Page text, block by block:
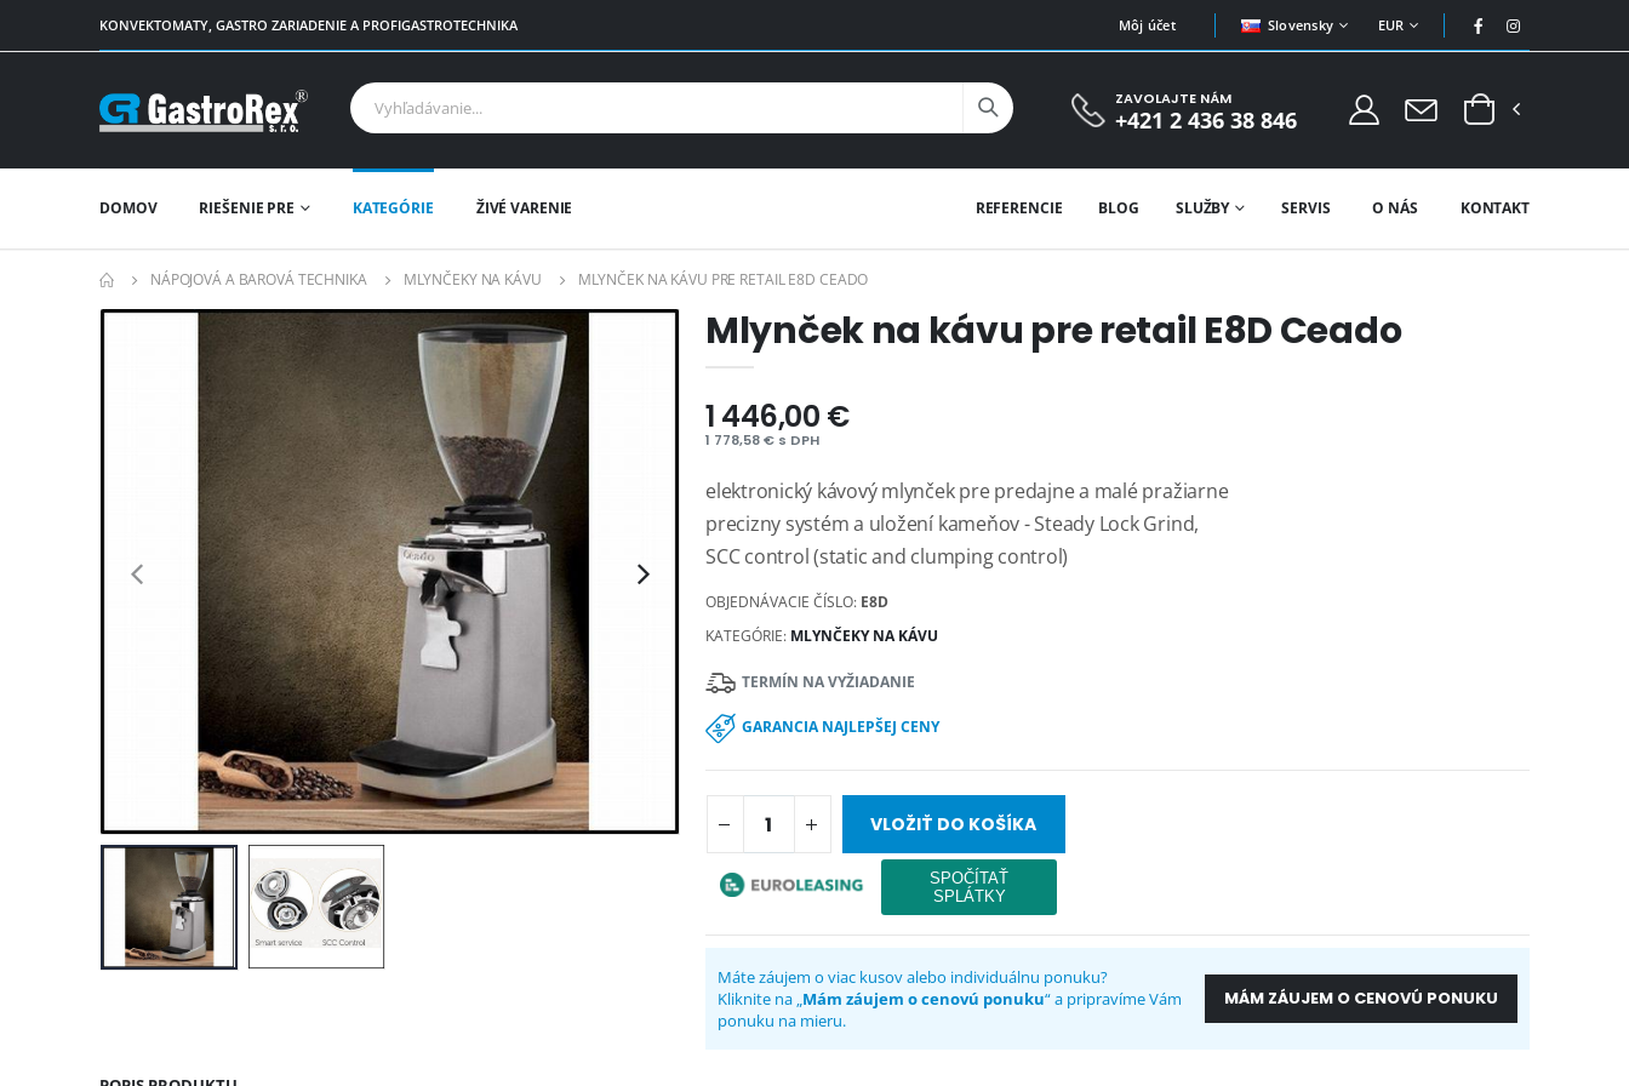
KONVEKTOMATY, GASTRO ZARIADENIE A PROFIGASTROTECHNIKA Môj účet Slovensky EUR
ZAVOLAJTE NÁM
+421 2 436 38 846
DOMOV RIEŠENIE PRE KATEGÓRIE ŽIVÉ VARENIE KONTAKT
O NÁS
SERVIS
SLUŽBY
BLOG
REFERENCIE
NÁPOJOVÁ A BAROVÁ TECHNIKA MLYNČEKY NA KÁVU MLYNČEK NA KÁVU PRE RETAIL E8D CEADO
Mlynček na kávu pre retail E8D Ceado
1 446,00 €
1 778,58 € s DPH
elektronický kávový mlynček pre predajne a malé pražiarne
precizny systém a uložení kameňov - Steady Lock Grind,
SCC control (static and clumping control)
OBJEDNÁVACIE ČÍSLO: E8D
KATEGÓRIE: MLYNČEKY NA KÁVU
TERMÍN NA VYŽIADANIE
GARANCIA NAJLEPŠEJ CENY
VLOŽIŤ DO KOŠÍKA
Máte záujem o viac kusov alebo individuálnu ponuku?
Kliknite na „Mám záujem o cenovú ponuku“ a pripravíme Vám
ponuku na mieru.
MÁM ZÁUJEM O CENOVÚ PONUKU